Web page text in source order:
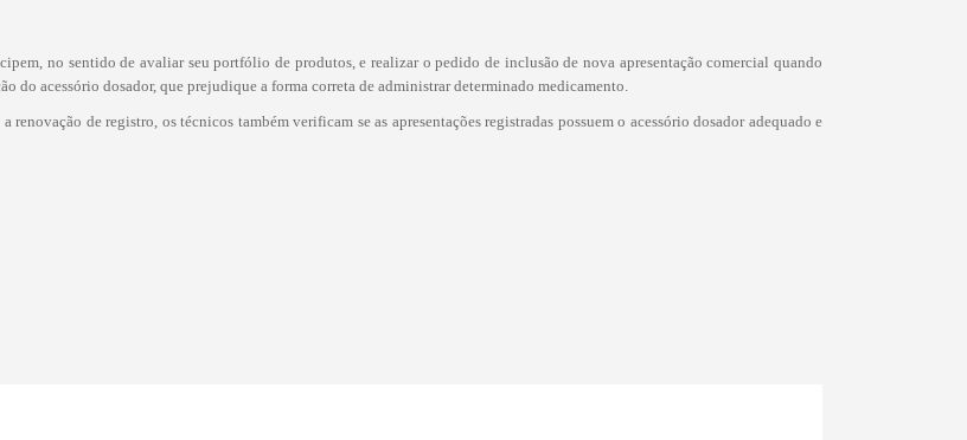
no sentido de avaliar seu portfólio de produtos, e realizar o pedido de inclusão de nova apresentação comercial quando
do acessório dosador, que prejudique a forma correta de administrar determinado medicamento.
de registro, os técnicos também verificam se as apresentações registradas possuem o acessório dosador adequado e